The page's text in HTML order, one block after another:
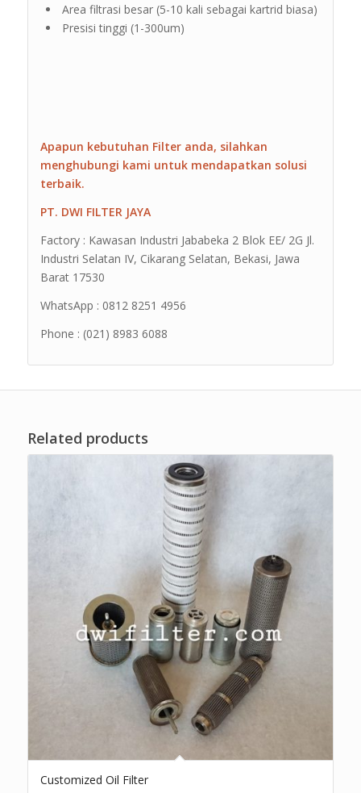
Area filtrasi besar (5-10 kali sebagai kartrid biasa)
Presisi tinggi (1-300um)
Apapun kebutuhan Filter anda, silahkan
menghubungi kami untuk mendapatkan solusi
terbaik.
PT. DWI FILTER JAYA
Factory : Kawasan Industri Jababeka 2 Blok EE/ 2G Jl.
Industri Selatan IV, Cikarang Selatan, Bekasi, Jawa
Barat 17530
WhatsApp : 0812 8251 4956
Phone : (021) 8983 6088
Related products
Customized Oil Filter